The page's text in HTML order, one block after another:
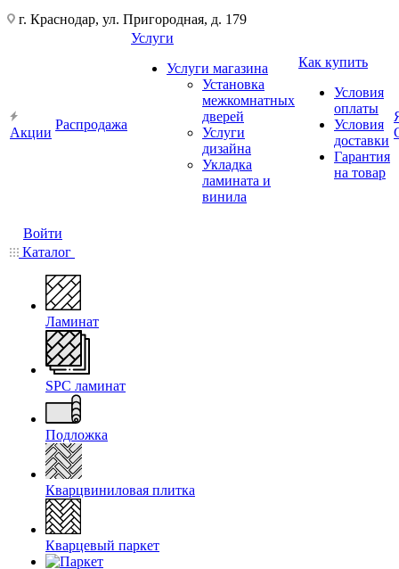
г. Краснодар, ул. Пригородная, д. 179
Акции
Распродажа
Услуги
Услуги магазина
Установка
межкомнатных
дверей
Услуги
дизайна
Укладка
ламината и
винила
Как купить
Условия
оплаты
Условия
доставки
Гарантия
на товар
Войти
Каталог
Ламинат
SPC ламинат
Подложка
Кварцвиниловая плитка
Кварцевый паркет